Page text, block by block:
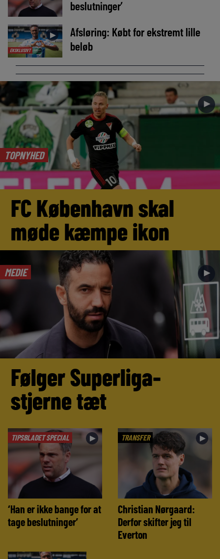
beslutninger’
EKSKLUSIVT
►
Afsløring: Købt for ekstremt lille
beløb
TOPNYHED
►
FC København skal
møde kæmpe ikon
MEDIE ►
Følger Superliga-
stjerne tæt
TIPSBLADET SPECIAL ►
‘Han er ikke bange for at
tage beslutninger’
TRANSFER ►
Christian Nørgaard:
Derfor skifter jeg til
Everton